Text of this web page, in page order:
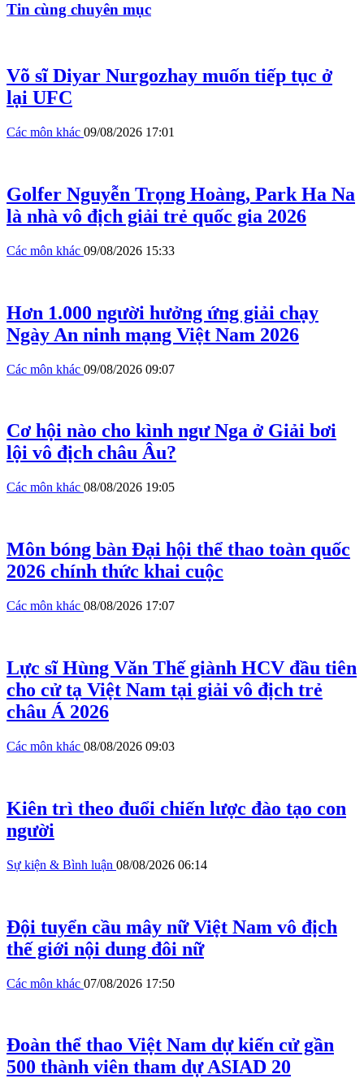
Tin cùng chuyên mục
Võ sĩ Diyar Nurgozhay muốn tiếp tục ở
lại UFC
Các môn khác 09/08/2026 17:01
Golfer Nguyễn Trọng Hoàng, Park Ha Na
là nhà vô địch giải trẻ quốc gia 2026
Các môn khác 09/08/2026 15:33
Hơn 1.000 người hưởng ứng giải chạy
Ngày An ninh mạng Việt Nam 2026
Các môn khác 09/08/2026 09:07
Cơ hội nào cho kình ngư Nga ở Giải bơi
lội vô địch châu Âu?
Các môn khác 08/08/2026 19:05
Môn bóng bàn Đại hội thể thao toàn quốc
2026 chính thức khai cuộc
Các môn khác 08/08/2026 17:07
Lực sĩ Hùng Văn Thế giành HCV đầu tiên
cho cử tạ Việt Nam tại giải vô địch trẻ
châu Á 2026
Các môn khác 08/08/2026 09:03
Kiên trì theo đuổi chiến lược đào tạo con
người
Sự kiện & Bình luận 08/08/2026 06:14
Đội tuyển cầu mây nữ Việt Nam vô địch
thế giới nội dung đôi nữ
Các môn khác 07/08/2026 17:50
Đoàn thể thao Việt Nam dự kiến cử gần
500 thành viên tham dự ASIAD 20